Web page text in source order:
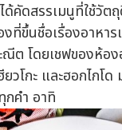
คัดสรรเมนูที่ใช้วั
ที่ขึ้นชื่อเรื่องอาหา
ต โดยเชฟของห้อง
โกะ และฮอกไกโด
คำ อาทิ